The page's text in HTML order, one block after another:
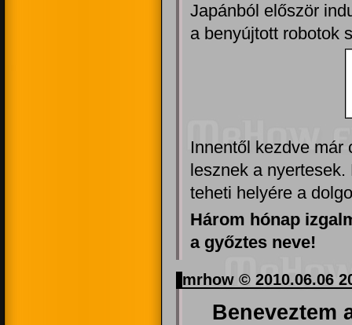
Japánból először
a benyújtott robotok
Innentől kezdve már
lesznek a
teheti helyére a
Három hónap
a győztes neve!
mrhow © 2010.06.06
Beneveztem